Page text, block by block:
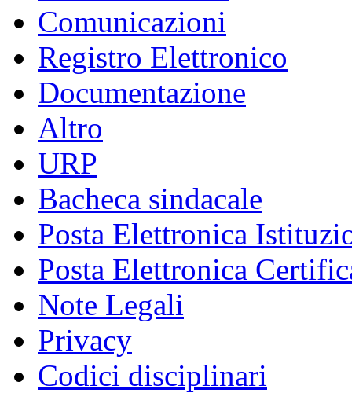
Comunicazioni
Registro Elettronico
Documentazione
Altro
URP
Bacheca sindacale
Posta Elettronica
Posta Elettronica
Note Legali
Privacy
Codici disciplinari